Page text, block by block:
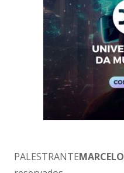
PALESTRANTEMARCELO